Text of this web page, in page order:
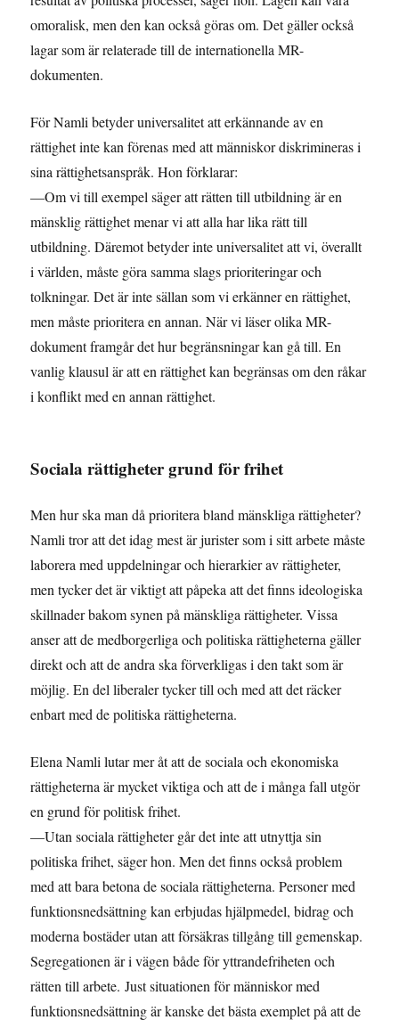
omoralisk, men den kan också göras om. Det gäller också
lagar som är relaterade till de internationella MR-
dokumenten.
För Namli betyder universalitet att erkännande av en
rättighet inte kan förenas med att människor diskrimineras i
sina rättighetsanspråk. Hon förklarar:
—Om vi till exempel säger att rätten till utbildning är en
mänsklig rättighet menar vi att alla har lika rätt till
utbildning. Däremot betyder inte universalitet att vi, överallt
i världen, måste göra samma slags prioriteringar och
tolkningar. Det är inte sällan som vi erkänner en rättighet,
men måste prioritera en annan. När vi läser olika MR-
dokument framgår det hur begränsningar kan gå till. En
vanlig klausul är att en rättighet kan begränsas om den råkar
i konflikt med en annan rättighet.
Sociala rättigheter grund för frihet
Men hur ska man då prioritera bland mänskliga rättigheter?
Namli tror att det idag mest är jurister som i sitt arbete måste
laborera med uppdelningar och hierarkier av rättigheter,
men tycker det är viktigt att påpeka att det finns ideologiska
skillnader bakom synen på mänskliga rättigheter. Vissa
anser att de medborgerliga och politiska rättigheterna gäller
direkt och att de andra ska förverkligas i den takt som är
möjlig. En del liberaler tycker till och med att det räcker
enbart med de politiska rättigheterna.
Elena Namli lutar mer åt att de sociala och ekonomiska
rättigheterna är mycket viktiga och att de i många fall utgör
en grund för politisk frihet.
—Utan sociala rättigheter går det inte att utnyttja sin
politiska frihet, säger hon. Men det finns också problem
med att bara betona de sociala rättigheterna. Personer med
funktionsnedsättning kan erbjudas hjälpmedel, bidrag och
moderna bostäder utan att försäkras tillgång till gemenskap.
Segregationen är i vägen både för yttrandefriheten och
rätten till arbete. Just situationen för människor med
funktionsnedsättning är kanske det bästa exemplet på att de